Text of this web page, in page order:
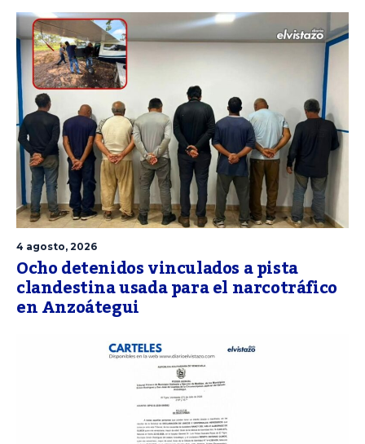
4 agosto, 2026
Ocho detenidos vinculados a pista
clandestina usada para el narcotráfico
en Anzoátegui